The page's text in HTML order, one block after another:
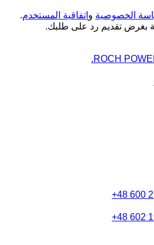
الخصوصية و اتفاقية المستخدم.
بغرض تقديم رد على طلبك.
ROCH
+48 600
+48 602